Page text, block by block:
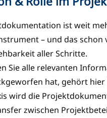
ist weit
– und das
aller Schritte.
Sie alle relevanten
hat, gehört hier
wird die
zwischen